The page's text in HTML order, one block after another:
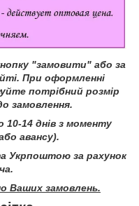
"замовити" або за
При оформленні
потрібний розмір
замовлення.
10-14 днів з моменту
авансу).
Укрпоштою за рахунок
Ваших замовлень.